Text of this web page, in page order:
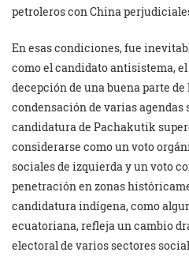
petroleros con China
En esas condiciones, fue
como el candidato antisistema,
decepción de una buena parte
condensación de varias
candidatura de Pachakutik
considerarse como un voto
sociales de izquierda y un voto
penetración en zonas
candidatura indígena, como
ecuatoriana, refleja un cambio
electoral de varios sectores